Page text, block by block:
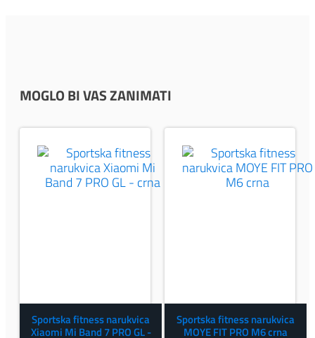
MOGLO BI VAS ZANIMATI
Sportska fitness narukvica
Xiaomi Mi Band 7 PRO GL -
Sportska fitness narukvica
MOYE FIT PRO M6 crna